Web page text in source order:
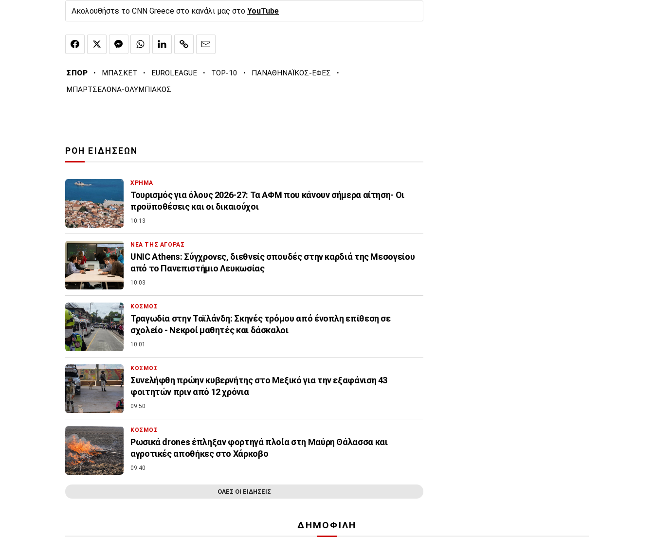
Ακολουθήστε το CNN Greece στο κανάλι μας στο YouTube
ΣΠΟΡ · ΜΠΑΣΚΕΤ · EUROLEAGUE · TOP-10 · ΠΑΝΑΘΗΝΑΪΚΟΣ-ΕΦΕΣ ·
ΜΠΑΡΤΣΕΛΟΝΑ-ΟΛΥΜΠΙΑΚΟΣ
ΡΟΗ ΕΙΔΗΣΕΩΝ
ΧΡΗΜΑ
Τουρισμός για όλους 2026-27: Τα ΑΦΜ που κάνουν σήμερα αίτηση- Οι
προϋποθέσεις και οι δικαιούχοι
10:13
ΝΕΑ ΤΗΣ ΑΓΟΡΑΣ
UNIC Athens: Σύγχρονες, διεθνείς σπουδές στην καρδιά της Μεσογείου
από το Πανεπιστήμιο Λευκωσίας
10:03
ΚΟΣΜΟΣ
Τραγωδία στην Ταϊλάνδη: Σκηνές τρόμου από ένοπλη επίθεση σε
σχολείο - Νεκροί μαθητές και δάσκαλοι
10:01
ΚΟΣΜΟΣ
Συνελήφθη πρώην κυβερνήτης στο Μεξικό για την εξαφάνιση 43
φοιτητών πριν από 12 χρόνια
09:50
ΚΟΣΜΟΣ
Ρωσικά drones έπληξαν φορτηγά πλοία στη Μαύρη Θάλασσα και
αγροτικές αποθήκες στο Χάρκοβο
09:40
ΟΛΕΣ ΟΙ ΕΙΔΗΣΕΙΣ
ΔΗΜΟΦΙΛΗ